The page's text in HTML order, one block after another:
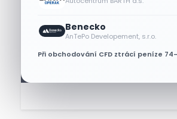
Benecko
AnTePo Developement, s.r.o.
Při obchodování CFD ztrácí peníze
Micron posílil
podíl na trhu